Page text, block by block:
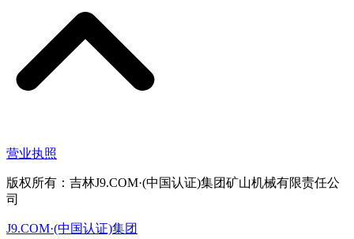
营业执照
版权所有：吉林J9.COM·(中国认证)集团矿山机械有限责任公
司
J9.COM·(中国认证)集团